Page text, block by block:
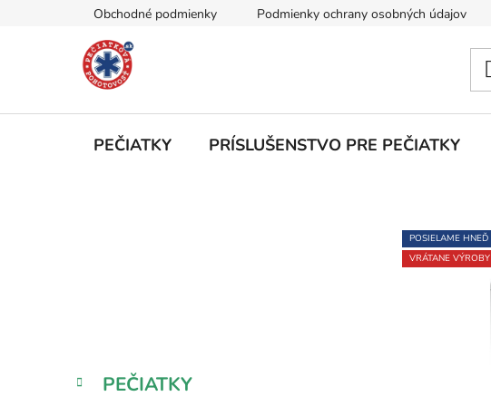
Obchodné podmienky Podmienky ochrany osobných údajov
PEČIATKY PRÍSLUŠENSTVO PRE PEČIATKY
n
Preskočiť
kategórie
K
a
PEČIATKY
POSIELAME HNEĎ
VRÁTANE VÝROBY